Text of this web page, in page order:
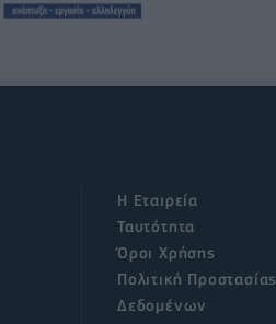
Η Εταιρεία
Ταυτότητα
Όροι Χρήσης
Πολιτική Προστασίας
Δεδομένων